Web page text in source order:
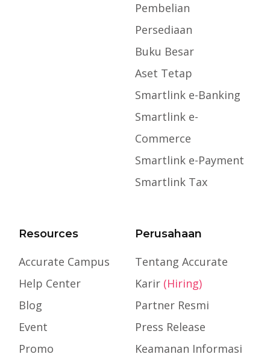
Pembelian
Persediaan
Buku Besar
Aset Tetap
Smartlink e-Banking
Smartlink e-
Commerce
Smartlink e-Payment
Smartlink Tax
Resources
Accurate Campus
Help Center
Blog
Event
Promo
Perusahaan
Tentang Accurate
Karir (Hiring)
Partner Resmi
Press Release
Keamanan Informasi